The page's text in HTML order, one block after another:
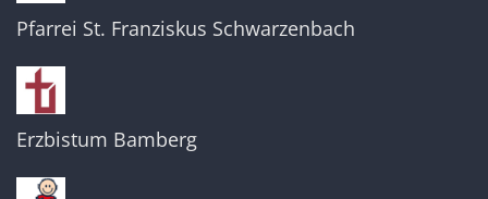
Pfarrei St. Franziskus Schwarzenbach
Erzbistum Bamberg